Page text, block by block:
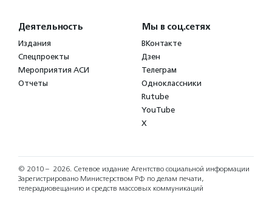
Деятельность
Издания
Спецпроекты
Мероприятия АСИ
Отчеты
Мы в соц.сетях
ВКонтакте
Дзен
Телеграм
Одноклассники
Rutube
YouTube
X
© 2010 – 2026. Сетевое издание Агентство социальной информации
Зарегистрировано Министерством РФ по делам печати,
телерадиовещанию и средств массовых коммуникаций